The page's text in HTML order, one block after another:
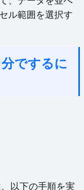
ル範囲を選択す
でするに
以下の手順を実